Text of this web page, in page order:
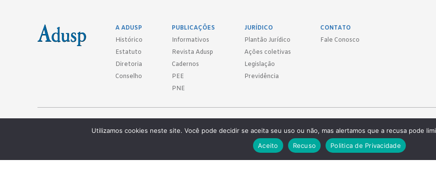
A ADUSP
Histórico
Estatuto
Diretoria
Conselho
PUBLICAÇÕES
Informativos
Revista Adusp
Cadernos
PEE
PNE
JURÍDICO
Plantão Jurídico
Ações coletivas
Legislação
Previdência
CONTATO
Fale Conosco
Av. Prof. Almeida Prado, 1366 - São Paulo, SP - CEP 05508-070
Telefones: (11) 3091-4465 / 66 ● (11) 3813-5573 ● (11) 3815-9245 ● (11) 3814-1715 ● (11) 3032-5950
Utilizamos cookies neste site. Você pode decidir se aceita seu uso ou não, mas alertamos que a recusa pode
Aceito
Recuso Politica de Privacidade